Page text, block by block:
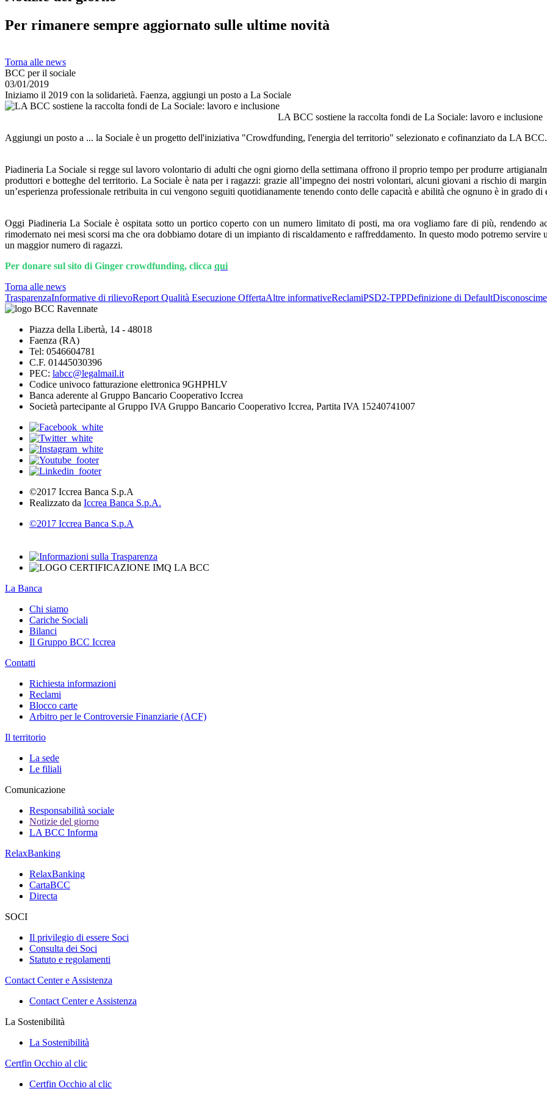
Per rimanere sempre aggiornato sulle ultime novità
Torna alle news
BCC per il sociale
03/01/2019
Iniziamo il 2019 con la solidarietà. Faenza, aggiungi un posto a La Sociale
LA BCC sostiene la raccolta fondi de La Sociale: lavoro e inclusione
Aggiungi un posto a ... la Sociale è un progetto dell'iniziativa "Crowdfunding, l'energia del territorio" selezionato e cofinanziato da LA BCC.
Piadineria La Sociale si regge sul lavoro volontario di adulti che ogni giorno della settimana offrono il proprio tempo per produrre
produttori e botteghe del territorio. La Sociale è nata per i ragazzi: grazie all’impegno dei nostri volontari, alcuni giovani a rischio di
un’esperienza professionale retribuita in cui vengono seguiti quotidianamente tenendo conto delle capacità e abilità che ognuno è in grado di
Oggi Piadineria La Sociale è ospitata sotto un portico coperto con un numero limitato di posti, ma ora vogliamo fare di più, rendendo
rimodernato nei mesi scorsi ma che ora dobbiamo dotare di un impianto di riscaldamento e raffreddamento. In questo modo potremo
un maggior numero di ragazzi.
Per donare sul sito di Ginger crowdfunding, clicca qui
Torna alle news
TrasparenzaInformative di rilievoReport Qualità Esecuzione OffertaAltre informativeReclamiPSD2-TPPDefinizione di Default
Piazza della Libertà, 14 - 48018
Faenza (RA)
Tel: 0546604781
C.F. 01445030396
PEC: labcc@legalmail.it
Codice univoco fatturazione elettronica 9GHPHLV
Banca aderente al Gruppo Bancario Cooperativo Iccrea
Società partecipante al Gruppo IVA Gruppo Bancario Cooperativo Iccrea, Partita IVA 15240741007
©2017 Iccrea Banca S.p.A
Realizzato da Iccrea Banca S.p.A.
©2017 Iccrea Banca S.p.A
La Banca
Chi siamo
Cariche Sociali
Bilanci
Il Gruppo BCC Iccrea
Contatti
Richiesta informazioni
Reclami
Blocco carte
Arbitro per le Controversie Finanziarie (ACF)
Il territorio
La sede
Le filiali
Comunicazione
Responsabilità sociale
Notizie del giorno
LA BCC Informa
RelaxBanking
RelaxBanking
CartaBCC
Directa
SOCI
Il privilegio di essere Soci
Consulta dei Soci
Statuto e regolamenti
Contact Center e Assistenza
Contact Center e Assistenza
La Sostenibilità
La Sostenibilità
Certfin Occhio al clic
Certfin Occhio al clic